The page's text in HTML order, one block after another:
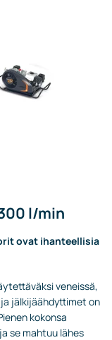
l/min
ovat ihanteellisia
veneissä,
ja jälkijäähdyttimet on
kokonsa
se mahtuu lähes